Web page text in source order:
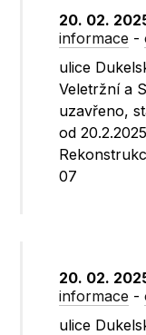
20. 02.
informace -
ulice
Veletržní a
uzavřeno,
od
07
20. 02.
informace -
ulice